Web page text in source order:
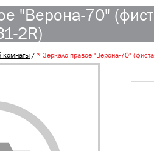
"Верона-70"
2R)
комнаты/ * Зеркало правое "Верона-70"